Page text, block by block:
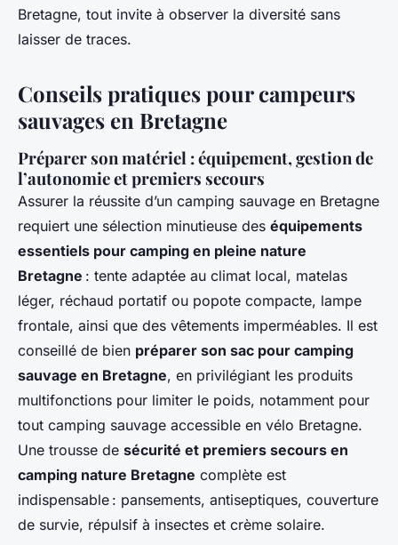
Bretagne, tout invite à observer la diversité sans
laisser de traces.
Conseils pratiques pour campeurs
sauvages en Bretagne
Préparer son matériel : équipement, gestion de
l’autonomie et premiers secours
Assurer la réussite d’un camping sauvage en Bretagne
requiert une sélection minutieuse des équipements
essentiels pour camping en pleine nature
Bretagne : tente adaptée au climat local, matelas
léger, réchaud portatif ou popote compacte, lampe
frontale, ainsi que des vêtements imperméables. Il est
conseillé de bien préparer son sac pour camping
sauvage en Bretagne, en privilégiant les produits
multifonctions pour limiter le poids, notamment pour
tout camping sauvage accessible en vélo Bretagne.
Une trousse de sécurité et premiers secours en
camping nature Bretagne complète est
indispensable : pansements, antiseptiques, couverture
de survie, répulsif à insectes et crème solaire.